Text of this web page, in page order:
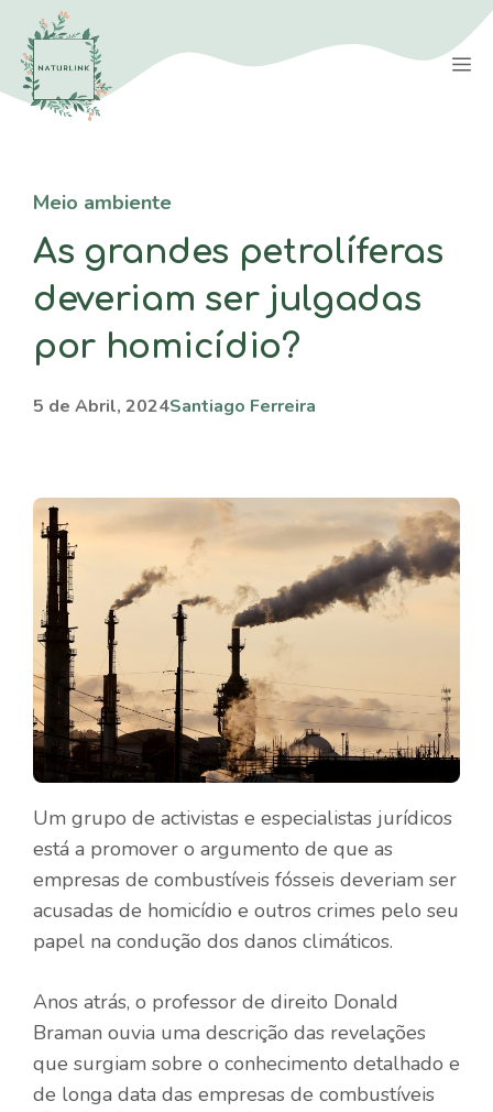
Saltar
para
conteúdo
Meio ambiente
As grandes petrolíferas
deveriam ser julgadas
por homicídio?
5 de Abril, 2024Santiago Ferreira
Um grupo de activistas e especialistas jurídicos
está a promover o argumento de que as
empresas de combustíveis fósseis deveriam ser
acusadas de homicídio e outros crimes pelo seu
papel na condução dos danos climáticos.
Anos atrás, o professor de direito Donald
Braman ouvia uma descrição das revelações
que surgiam sobre o conhecimento detalhado e
de longa data das empresas de combustíveis